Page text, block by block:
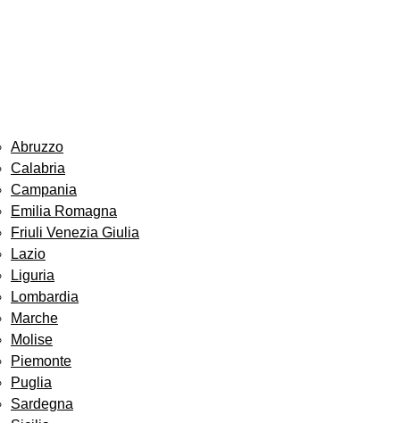
Abruzzo
Calabria
Campania
Emilia Romagna
Friuli Venezia Giulia
Lazio
Liguria
Lombardia
Marche
Molise
Piemonte
Puglia
Sardegna